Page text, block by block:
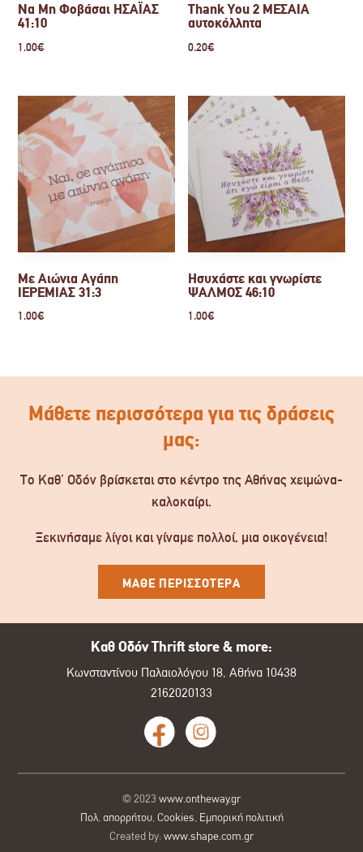
Να Μη Φοβάσαι ΗΣΑΪΑΣ
41:10
1.00€
Thank You 2 ΜΕΣΑΙΑ
αυτοκόλλητα
0.20€
Με Αιώνια Αγάπη
ΙΕΡΕΜΙΑΣ 31:3
1.00€
Ησυχάστε και γνωρίστε
ΨΑΛΜΟΣ 46:10
1.00€
Μάθετε περισσότερα για τις δράσεις
μας:
Το Καθ’ Οδόν βρίσκεται στο κέντρο της Αθήνας χειμώνα-
καλοκαίρι.
Ξεκινήσαμε λίγοι και γίναμε πολλοί, μια οικογένεια!
ΜΑΘΕ ΠΕΡΙΣΣΟΤΕΡΑ
Καθ Οδόν Thrift store & more:
Κωνσταντίνου Παλαιολόγου 18, Αθήνα 10438
2162020133
© 2023 www.ontheway.gr
Πολ. απορρήτου,Cookies, Εμπορική πολιτική
Created by:www.shape.com.gr